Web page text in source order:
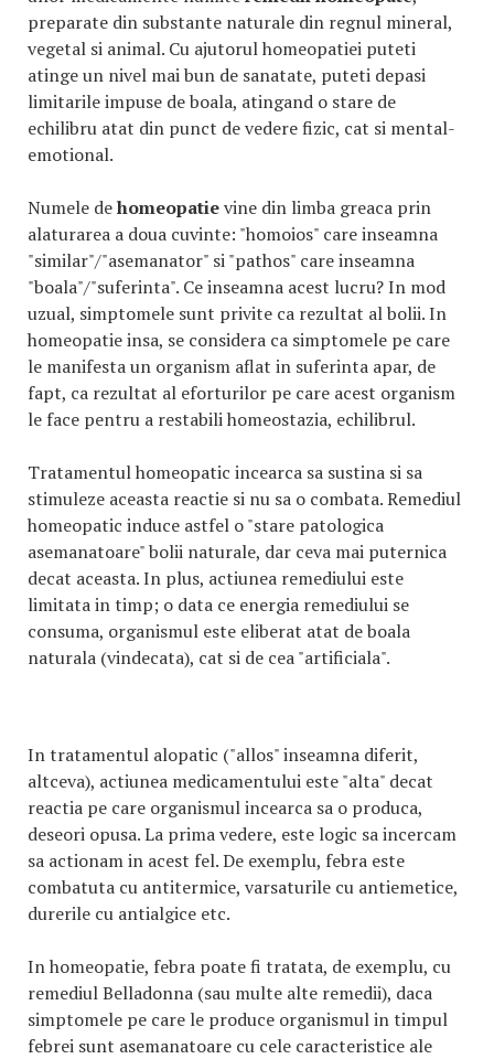
preparate din substante naturale din regnul mineral,
vegetal si animal. Cu ajutorul homeopatiei puteti
atinge un nivel mai bun de sanatate, puteti depasi
limitarile impuse de boala, atingand o stare de
echilibru atat din punct de vedere fizic, cat si mental-
emotional.
Numele dehomeopatievine din limba greaca prin
alaturarea a doua cuvinte: "homoios" care inseamna
"similar"/"asemanator" si "pathos" care inseamna
"boala"/"suferinta". Ce inseamna acest lucru? In mod
uzual, simptomele sunt privite ca rezultat al bolii. In
homeopatie insa, se considera ca simptomele pe care
le manifesta un organism aflat in suferinta apar, de
fapt, ca rezultat al eforturilor pe care acest organism
le face pentru a restabili homeostazia, echilibrul.
Tratamentul homeopatic incearca sa sustina si sa
stimuleze aceasta reactie si nu sa o combata. Remediul
homeopatic induce astfel o "stare patologica
asemanatoare" bolii naturale, dar ceva mai puternica
decat aceasta. In plus, actiunea remediului este
limitata in timp; o data ce energia remediului se
consuma, organismul este eliberat atat de boala
naturala (vindecata), cat si de cea "artificiala".
In tratamentul alopatic ("allos" inseamna diferit,
altceva), actiunea medicamentului este "alta" decat
reactia pe care organismul incearca sa o produca,
deseori opusa. La prima vedere, este logic sa incercam
sa actionam in acest fel. De exemplu, febra este
combatuta cu antitermice, varsaturile cu antiemetice,
durerile cu antialgice etc.
In homeopatie, febra poate fi tratata, de exemplu, cu
remediul Belladonna (sau multe alte remedii), daca
simptomele pe care le produce organismul in timpul
febrei sunt asemanatoare cu cele caracteristice ale